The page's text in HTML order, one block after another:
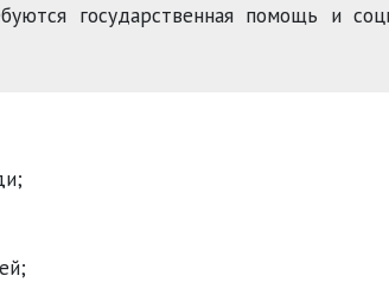
государственная помощь и